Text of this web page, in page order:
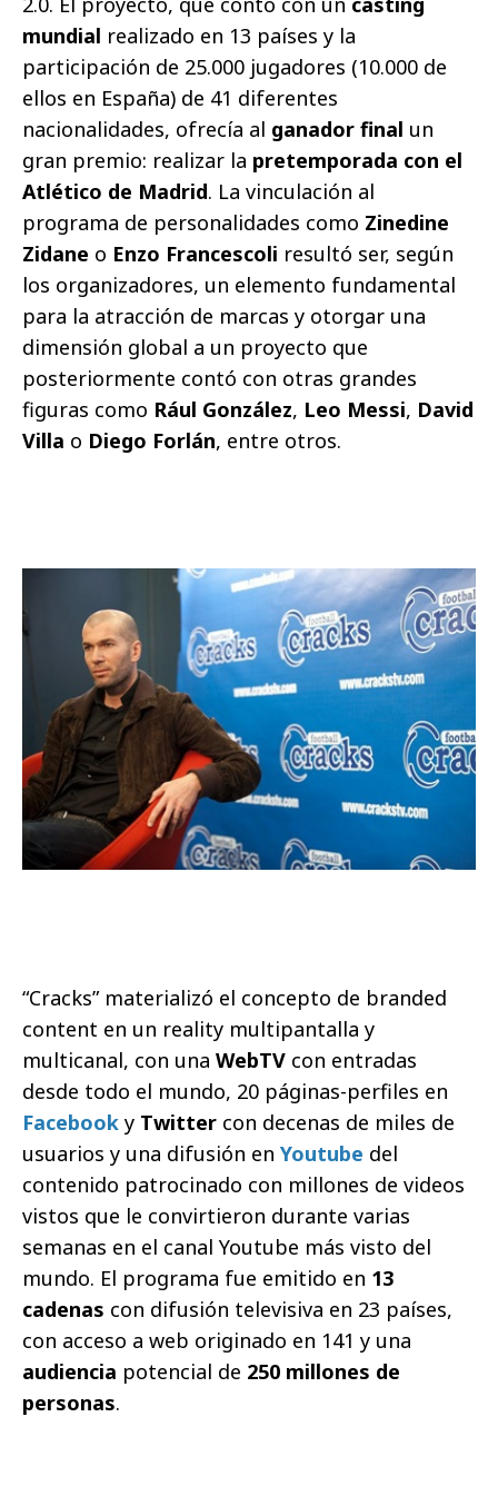
mundial realizado en 13 países y la
participación de 25.000 jugadores (10.000 de
ellos en España) de 41 diferentes
nacionalidades, ofrecía al ganador final un
gran premio: realizar la pretemporada con el
Atlético de Madrid. La vinculación al
programa de personalidades como Zinedine
Zidane o Enzo Francescoli resultó ser, según
los organizadores, un elemento fundamental
para la atracción de marcas y otorgar una
dimensión global a un proyecto que
posteriormente contó con otras grandes
figuras como Rául González, Leo Messi, David
Villa o Diego Forlán, entre otros.
“Cracks” materializó el concepto de branded
content en un reality multipantalla y
multicanal, con una WebTV con entradas
desde todo el mundo, 20 páginas-perfiles en
Facebook y Twitter con decenas de miles de
usuarios y una difusión en Youtube del
contenido patrocinado con millones de videos
vistos que le convirtieron durante varias
semanas en el canal Youtube más visto del
mundo. El programa fue emitido en 13
cadenas con difusión televisiva en 23 países,
con acceso a web originado en 141 y una
audiencia potencial de 250 millones de
personas.